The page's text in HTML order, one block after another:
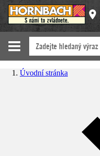
Úvodní stránka